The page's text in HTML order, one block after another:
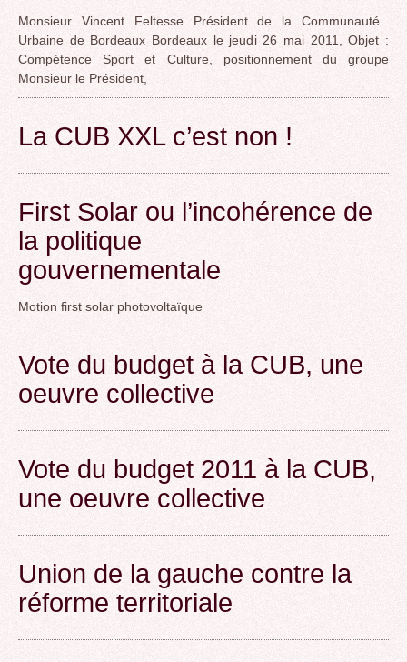
Monsieur Vincent Feltesse Président de la Communauté
Urbaine de Bordeaux Bordeaux le jeudi 26 mai 2011, Objet :
Compétence Sport et Culture, positionnement du groupe
Monsieur le Président,
La CUB XXL c’est non !
First Solar ou l’incohérence de
la politique
gouvernementale
Motion first solar photovoltaïque
Vote du budget à la CUB, une
oeuvre collective
Vote du budget 2011 à la CUB,
une oeuvre collective
Union de la gauche contre la
réforme territoriale